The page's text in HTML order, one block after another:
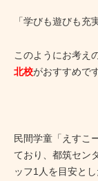
「学びも遊びも充
このようにお考え
北校がおすすめで
民間学童「えすこ
ており、都筑セン
ッフ1人を目安と